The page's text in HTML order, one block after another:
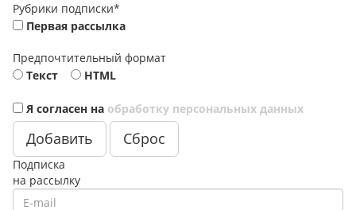
Рубрики подписки*
Первая рассылка
Предпочтительный формат
Текст
HTML
Я согласен на обработку персональных данных
Подписка
на рассылку